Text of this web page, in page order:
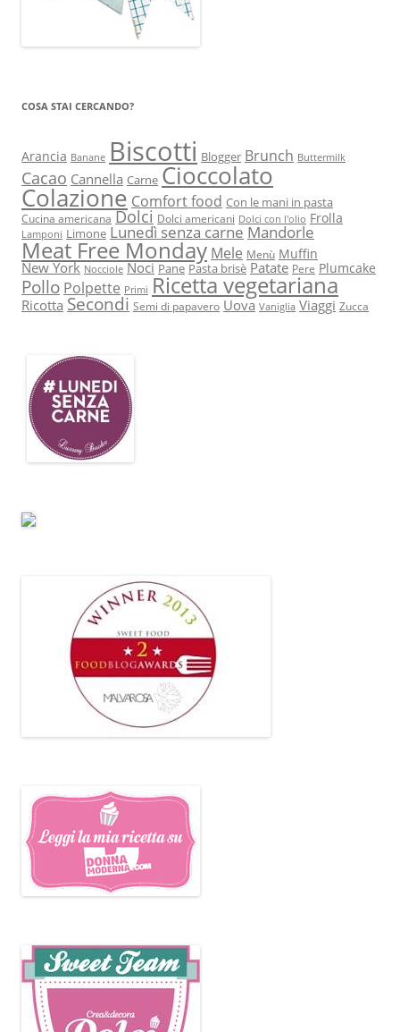
COSA STAI CERCANDO?
Arancia Banane Biscotti Blogger Brunch Buttermilk
Cacao Cannella Carne Cioccolato
Colazione Comfort food Con le mani in pasta
Cucina americana Dolci Dolci americani Dolci con l'olio Frolla
Lamponi Limone Lunedì senza carne Mandorle
Meat Free Monday Mele Menù Muffin
New York Nocciole Noci Pane Pasta brisè Patate Pere Plumcake
Pollo Polpette Primi Ricetta vegetariana
Ricotta Secondi Semi di papavero Uova Vaniglia Viaggi Zucca